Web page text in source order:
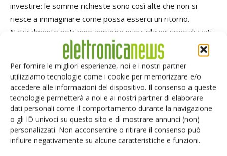
Per fornire le migliori esperienze, noi e i nostri partner
utilizziamo tecnologie come i cookie per memorizzare e/o
accedere alle informazioni del dispositivo. Il consenso a queste
tecnologie permetterà a noi e ai nostri partner di elaborare
dati personali come il comportamento durante la navigazione
o gli ID univoci su questo sito e di mostrare annunci (non)
personalizzati. Non acconsentire o ritirare il consenso può
influire negativamente su alcune caratteristiche e funzioni.
investire: le somme richieste sono così alte che non si
riesce a immaginare come possa esserci un ritorno.
Naturalmente potranno apparire nuovi player specializzati,
rivolti a piccole nicchie di mercato.
Come vede il futuro degli Idm, cioè dei produttori di
semiconduttori che – a differenza di Xilinx –
possiedono stabilimenti produttivi propri?
Credo sia chiaro che oggi i clienti chiedono ai loro fornitori
gli strumenti per differenziarsi rispetto alla concorrenza. In